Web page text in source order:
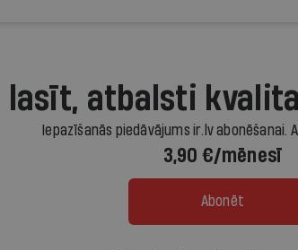
lasīt, atbalsti
Iepazīšanās piedāvājums ir.lv abonēšanai.
3,90 €/mēnesī
Abonēt